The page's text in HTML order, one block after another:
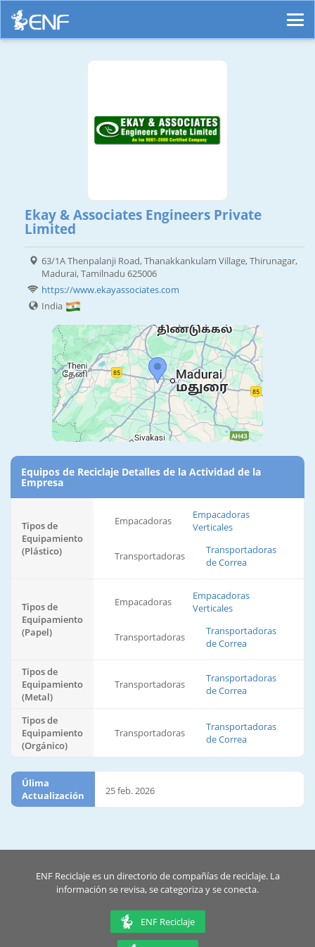
Ekay & Associates Engineers Private
Limited
63/1A Thenpalanji Road, Thanakkankulam Village, Thirunagar,
Madurai, Tamilnadu 625006
https://www.ekayassociates.com
India
Equipos de Reciclaje Detalles de la Actividad de la
Empresa
Tipos de
Equipamiento
(Plástico)
Empacadoras
Empacadoras
Verticales
Transportadoras
Transportadoras
de Correa
Tipos de
Equipamiento
(Papel)
Empacadoras
Empacadoras
Verticales
Transportadoras
Transportadoras
de Correa
Tipos de
Equipamiento
(Metal)
Transportadoras
Transportadoras
de Correa
Tipos de
Equipamiento
(Orgánico)
Transportadoras
Transportadoras
de Correa
Úlima
Actualización
25 feb. 2026
ENF Reciclaje es un directorio de compañías de reciclaje. La
información se revisa, se categoriza y se conecta.
ENF Reciclaje